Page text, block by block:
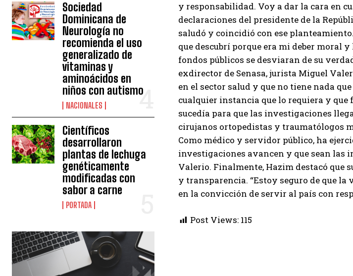
Sociedad
Dominicana de
Neurología no
recomienda el uso
generalizado de
vitaminas y
aminoácidos en
niños con autismo
NACIONALES
Científicos
desarrollaron
plantas de lechuga
genéticamente
modificadas con
sabor a carne
PORTADA
y responsabilidad. Voy a dar la cara en
declaraciones del presidente de la
saludó y coincidió con ese
que descubrí porque era mi deber moral
fondos públicos se desviaran de su
exdirector de Senasa, jurista Miguel
en el sector salud y que no tiene nada
cualquier instancia que lo requiera y
sucedía para que las investigaciones
cirujanos ortopedistas y traumatólogos
Como médico y servidor público, ha
investigaciones avancen y que sean las
Valerio. Finalmente, Hazim destacó que
y transparencia. “Estoy seguro de que
en la convicción de servir al país con
Post Views: 115